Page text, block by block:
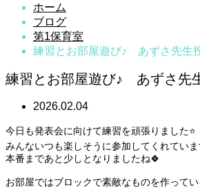
ホーム
ブログ
第1保育室
練習とお部屋遊び♪ あずさ先生
練習とお部屋遊び♪ あずさ先
2026.02.04
今日も発表会に向けて練習を頑張りました⭐
みんないつも楽しそうに参加してくれていま
本番まであと少しとなりましたね🍀
お部屋ではブロックで素敵なものを作って